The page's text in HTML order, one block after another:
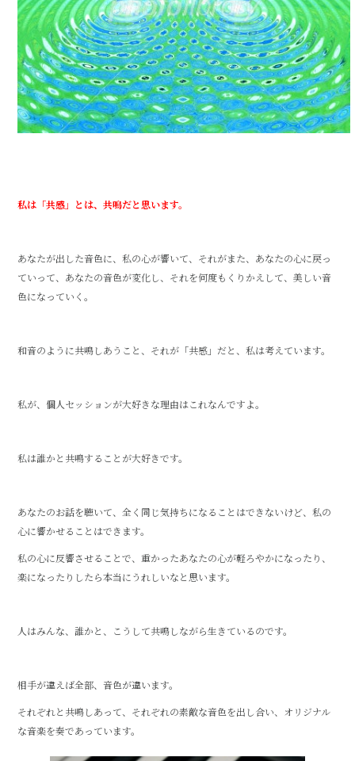
私は「共感」とは、共鳴だと思います。
あなたが出した音色に、私の心が響いて、それがまた、あなたの心に戻っ
ていって、あなたの音色が変化し、それを何度もくりかえして、美しい音
色になっていく。
和音のように共鳴しあうこと、それが「共感」だと、私は考えています。
私が、個人セッションが大好きな理由はこれなんですよ。
私は誰かと共鳴することが大好きです。
あなたのお話を聴いて、全く同じ気持ちになることはできないけど、私の
心に響かせることはできます。
私の心に反響させることで、重かったあなたの心が軽ろやかになったり、
楽になったりしたら本当にうれしいなと思います。
人はみんな、誰かと、こうして共鳴しながら生きているのです。
相手が違えば全部、音色が違います。
それぞれと共鳴しあって、それぞれの素敵な音色を出し合い、オリジナル
な音楽を奏であっています。